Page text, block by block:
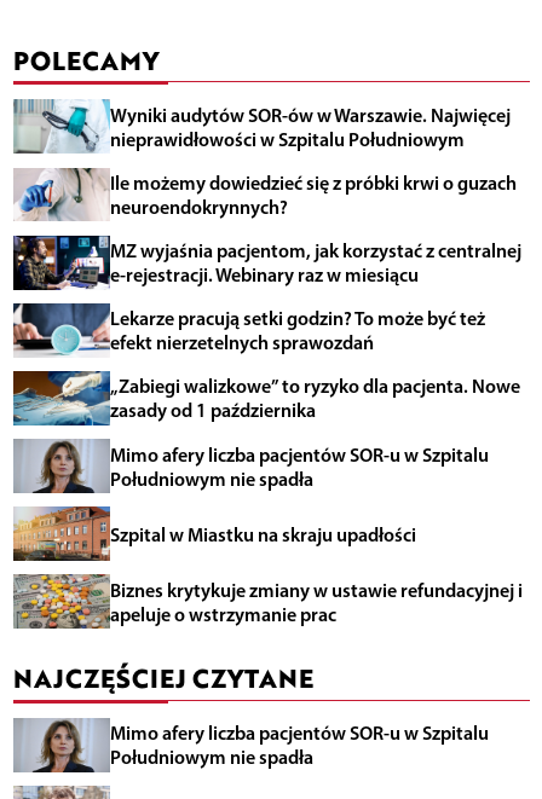
POLECAMY
Wyniki audytów SOR-ów w Warszawie. Najwięcej
nieprawidłowości w Szpitalu Południowym
Ile możemy dowiedzieć się z próbki krwi o guzach
neuroendokrynnych?
MZ wyjaśnia pacjentom, jak korzystać z centralnej
e-rejestracji. Webinary raz w miesiącu
Lekarze pracują setki godzin? To może być też
efekt nierzetelnych sprawozdań
„Zabiegi walizkowe” to ryzyko dla pacjenta. Nowe
zasady od 1 października
Mimo afery liczba pacjentów SOR-u w Szpitalu
Południowym nie spadła
Szpital w Miastku na skraju upadłości
Biznes krytykuje zmiany w ustawie refundacyjnej i
apeluje o wstrzymanie prac
NAJCZĘŚCIEJ CZYTANE
Mimo afery liczba pacjentów SOR-u w Szpitalu
Południowym nie spadła